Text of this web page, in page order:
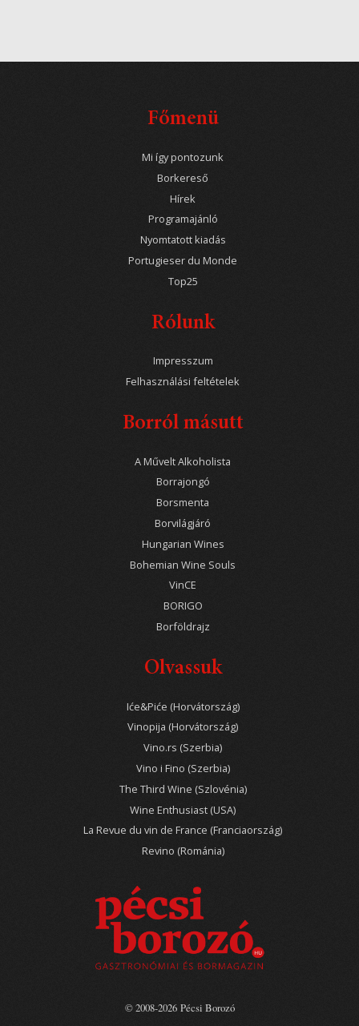
Főmenü
Mi így pontozunk
Borkereső
Hírek
Programajánló
Nyomtatott kiadás
Portugieser du Monde
Top25
Rólunk
Impresszum
Felhasználási feltételek
Borról másutt
A Művelt Alkoholista
Borrajongó
Borsmenta
Borvilágjáró
Hungarian Wines
Bohemian Wine Souls
VinCE
BORIGO
Borföldrajz
Olvassuk
Iće&Piće (Horvátország)
Vinopija (Horvátország)
Vino.rs (Szerbia)
Vino i Fino (Szerbia)
The Third Wine (Szlovénia)
Wine Enthusiast (USA)
La Revue du vin de France (Franciaország)
Revino (Románia)
© 2008-2026 Pécsi Borozó